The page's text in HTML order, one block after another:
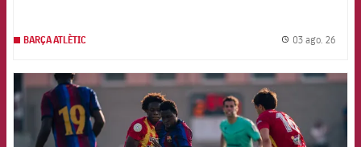
BARÇA ATLÈTIC 03 ago. 26
FCB Barcelona badge